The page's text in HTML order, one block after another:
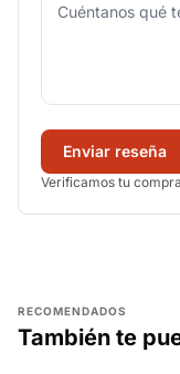
Enviar reseña
Verificamos tu
RECOMENDADOS
También te
AGREGAR